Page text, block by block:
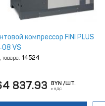
компрессор FINI PLUS
VS
товара: 14524
837.93 BYN /ШТ.
с НДС